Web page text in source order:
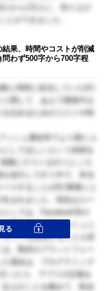
から1万人に、売り上げ
とができました。
果、時間やコストが削減
わず500字から700字程
と同時に担当していたEC
関して、あえて開発中止
広めるためのコストや時
ッシュ通知等でより密にユ
してほしいという依頼を
際にテストを行うところ
並行して行う中で、本当
スすることがEC事業にと
まれました。現在はユー
しては、Facebook等の
機能で双方向のコミュニ
ップを設置することも容
、既存のプラットフォー
場合は、プログラミング
ったり、アプリの広報を
上のことを鑑みて、私自
る